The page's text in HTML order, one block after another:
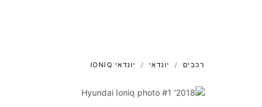
רכבים יונדאי יונדאי IONIQ